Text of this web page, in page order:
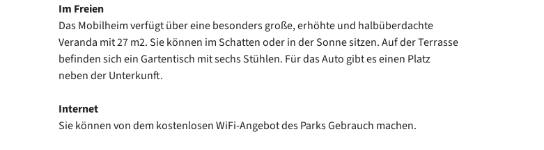
Im Freien
Das Mobilheim verfügt über eine besonders große, erhöhte und halbüberdachte
Veranda mit 27 m2. Sie können im Schatten oder in der Sonne sitzen. Auf der Terrasse
befinden sich ein Gartentisch mit sechs Stühlen. Für das Auto gibt es einen Platz
neben der Unterkunft.
Internet
Sie können von dem kostenlosen WiFi-Angebot des Parks Gebrauch machen.